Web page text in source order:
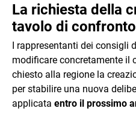
La richiesta della
tavolo di confronto
I rappresentanti dei consigli
modificare concretamente il
chiesto alla regione la
per stabilire una nuova
applicata entro il prossimo